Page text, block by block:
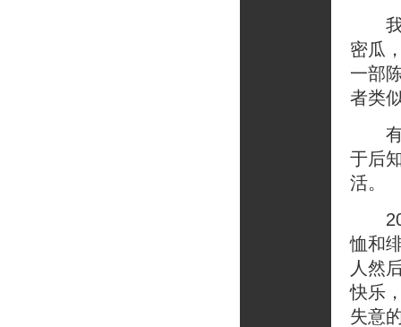
我
密瓜
一部
者类
有
于后
活。
恤和
人然
快乐
失意